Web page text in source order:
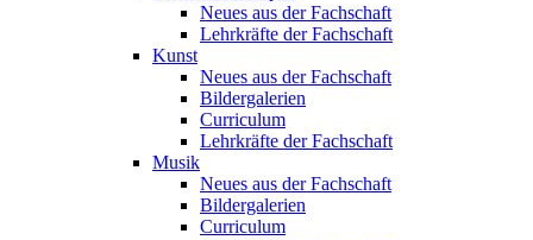
Neues aus der Fachschaft
Lehrkräfte der Fachschaft
Kunst
Neues aus der Fachschaft
Bildergalerien
Curriculum
Lehrkräfte der Fachschaft
Musik
Neues aus der Fachschaft
Bildergalerien
Curriculum